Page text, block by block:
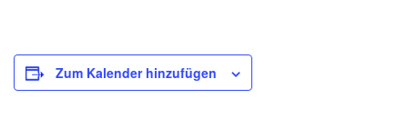
Zum Kalender hinzufügen